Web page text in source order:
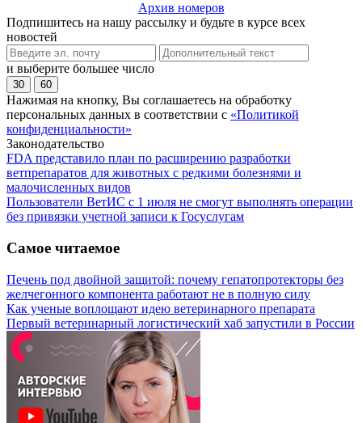
Архив номеров
Подпишитесь на нашу рассылку и будьте в курсе всех
новостей
и выберите большее число
30 60
Нажимая на кнопку, Вы соглашаетесь на обработку
персональных данных в соответствии с «Политикой
конфиденциальности»
Законодательство
FDA представило план по расширению разработки
ветпрепаратов для животных с редкими болезнями и
малочисленных видов
Пользователи ВетИС с 1 июля не смогут выполнять операции
без привязки учетной записи к Госуслугам
Самое читаемое
Печень под двойной защитой: почему гепатопротекторы без
желчегонного компонента работают не в полную силу
Как ученые воплощают идею ветеринарного препарата
Первый ветеринарный логистический хаб запустили в России